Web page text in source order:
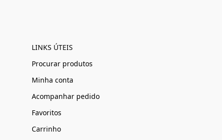
LINKS ÚTEIS
Procurar produtos
Minha conta
Acompanhar pedido
Favoritos
Carrinho